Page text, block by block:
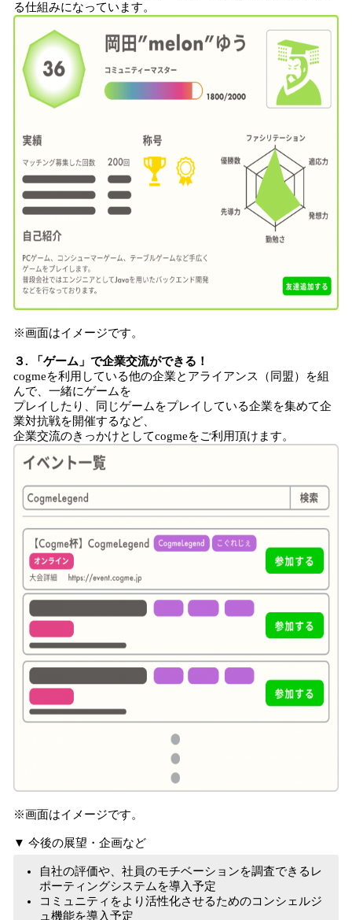
る仕組みになっています。
※画面はイメージです。
３. 「ゲーム」で企業交流ができる！
cogmeを利用している他の企業とアライアンス（同盟）を組
んで、一緒にゲームを
プレイしたり、同じゲームをプレイしている企業を集めて企
業対抗戦を開催するなど、
企業交流のきっかけとしてcogmeをご利用頂けます。
※画面はイメージです。
▼ 今後の展望・企画など
自社の評価や、社員のモチベーションを調査できるレ
ポーティングシステムを導入予定
コミュニティをより活性化させるためのコンシェルジ
ュ機能を導入予定